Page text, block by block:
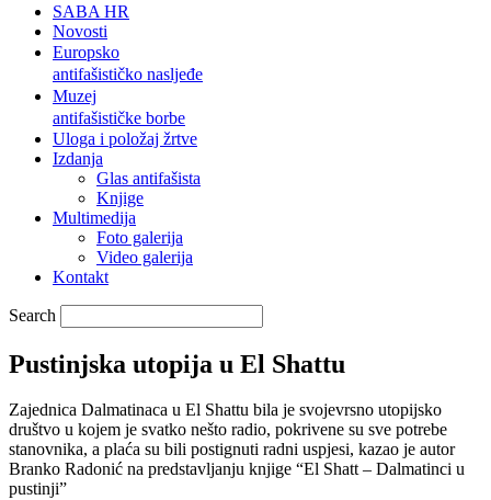
SABA HR
Novosti
Europsko
antifašističko nasljeđe
Muzej
antifašističke borbe
Uloga i položaj žrtve
Izdanja
Glas antifašista
Knjige
Multimedija
Foto galerija
Video galerija
Kontakt
Search
Pustinjska utopija u El Shattu
Zajednica Dalmatinaca u El Shattu bila je svojevrsno utopijsko
društvo u kojem je svatko nešto radio, pokrivene su sve potrebe
stanovnika, a plaća su bili postignuti radni uspjesi, kazao je autor
Branko Radonić na predstavljanju knjige “El Shatt – Dalmatinci u
pustinji”